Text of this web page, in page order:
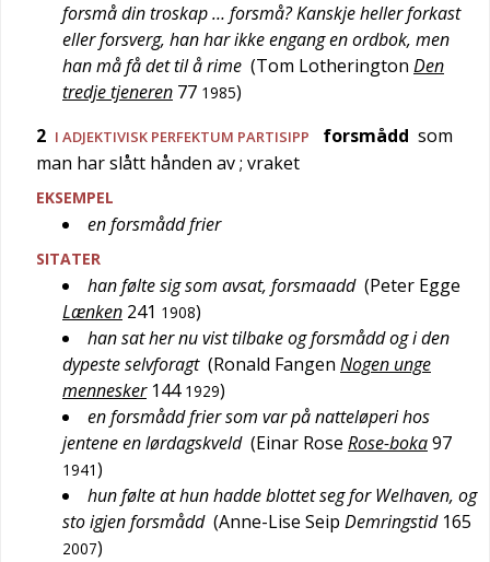
forsmå din troskap … forsmå? Kanskje heller forkast
eller forsverg, han har ikke engang en ordbok, men
han må få det til å rime (Tom Lotherington Den
tredje tjeneren 77 1985)
2 I ADJEKTIVISK PERFEKTUM PARTISIPP forsmådd som
man har slått hånden av; vraket
EKSEMPEL
en forsmådd frier
SITATER
han følte sig som avsat, forsmaadd (Peter Egge
Lænken 241 1908)
han sat her nu vist tilbake og forsmådd og i den
dypeste selvforagt (Ronald Fangen Nogen unge
mennesker 144 1929)
en forsmådd frier som var på natteløperi hos
jentene en lørdagskveld (Einar Rose Rose-boka97
1941)
hun følte at hun hadde blottet seg for Welhaven, og
sto igjen forsmådd (Anne-Lise Seip Demringstid 165
2007)